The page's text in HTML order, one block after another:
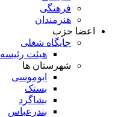
فرهنگی
هنرمندان
اعضا حزب
جایگاه شغلی
هیئت رئیسه
شهرستان ها
ابوموسی
بستک
بشاگرد
بندرعباس